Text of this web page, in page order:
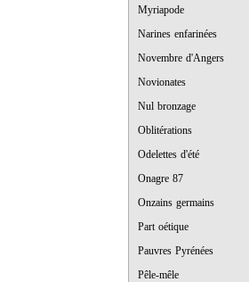
Myriapode
Narines enfarinées
Novembre d'Angers
Novionates
Nul bronzage
Oblitérations
Odelettes d'été
Onagre 87
Onzains germains
Part oétique
Pauvres Pyrénées
Pêle-mêle